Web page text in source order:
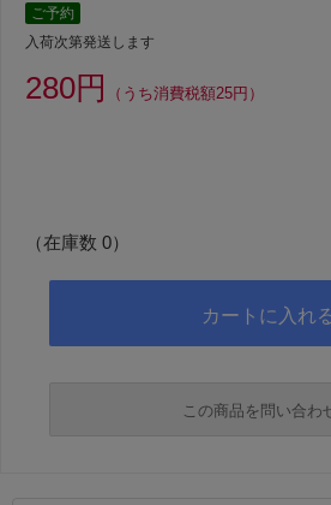
ご予約
入荷次第発送します
280円 （うち消費税額25円）
（在庫数 0）
この商品を問い合わ